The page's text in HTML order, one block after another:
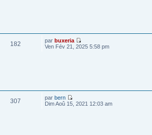
182 parbuxeria
Ven Fév 21, 2025 5:58 pm
307 parbern
Dim Aoû 15, 2021 12:03 am